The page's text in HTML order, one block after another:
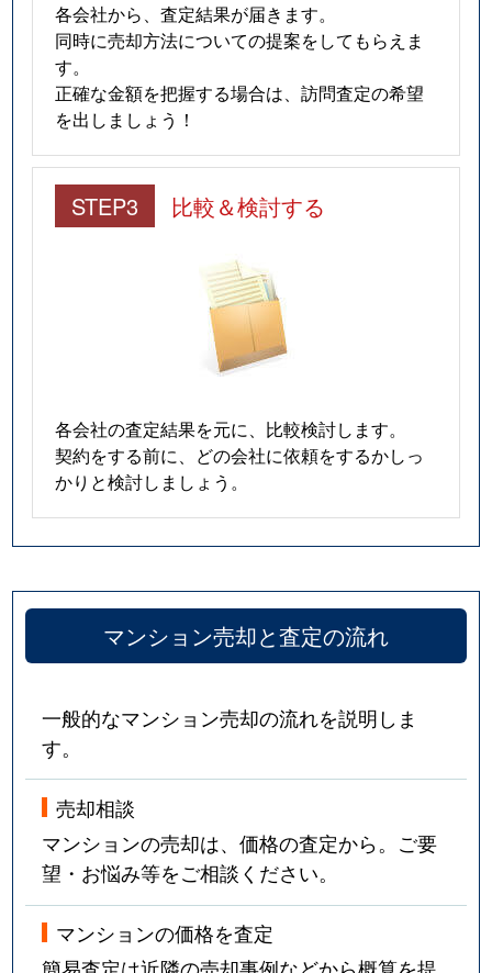
各会社から、査定結果が届きます。
同時に売却方法についての提案をしてもらえま
す。
正確な金額を把握する場合は、訪問査定の希望
を出しましょう！
STEP3 比較＆検討する
各会社の査定結果を元に、比較検討します。
契約をする前に、どの会社に依頼をするかしっ
かりと検討しましょう。
マンション売却と査定の流れ
一般的なマンション売却の流れを説明しま
す。
売却相談
マンションの売却は、価格の査定から。ご要
望・お悩み等をご相談ください。
マンションの価格を査定